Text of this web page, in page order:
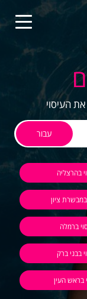
העיסוי
עבור
בהרצליה
במבשרת ציון
ברמלה
בבני ברק
בראש העין